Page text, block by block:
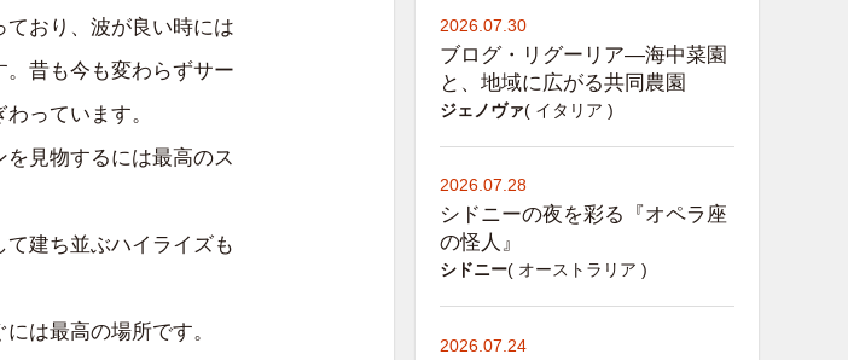
おり、波が良い時には
昔も今も変わらずサー
っています。
見物するには最高のス
建ち並ぶハイライズも
は最高の場所です。
2026.07.30
ブログ・リグーリア―海中菜園
と、地域に広がる共同農園
ジェノヴァ( イタリア )
2026.07.28
シドニーの夜を彩る『オペラ座
の怪人』
シドニー( オーストラリア )
2026.07.24